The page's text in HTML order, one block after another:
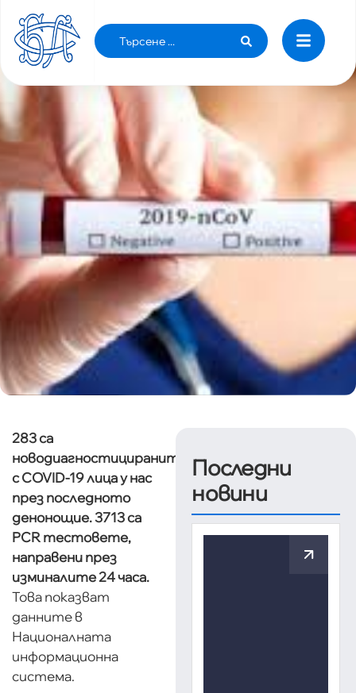
6 ОКТОМВРИ: 21870 СА ЗАРАЗЕНИТЕ С
COVID-19 У НАС, ИЗЛЕКУВАНИТЕ СА 15179
283 са
новодиагностицираните
с COVID-19 лица у нас
през последното
денонощие. 3713 са
PCR тестовете,
направени през
изминалите 24 часа.
Това показват
данните в
Националната
информационна
система.
Последни
новини